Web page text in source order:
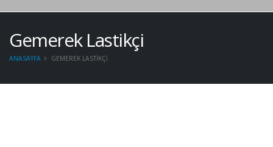
Gemerek Lastikçi
ANASAYFA GEMEREK LASTIKÇI